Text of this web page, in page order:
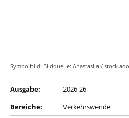
Symbolbild: Bildquelle: Anastasiia /
Ausgabe:
2026-26
Bereiche:
Verkehrswende